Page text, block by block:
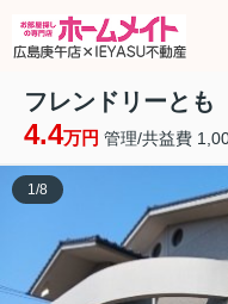
フレンドリーとも
4.4万円 管理/共益費
1 /8